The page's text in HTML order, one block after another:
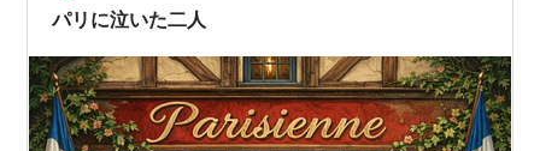
ました。 …というのも、お店のオーナーからのリクエス
パリに泣いた二人